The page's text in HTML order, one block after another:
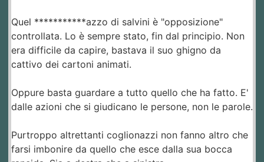
Quel ***********azzo di salvini è "opposizione"
controllata. Lo è sempre stato, fin dal principio. Non
era difficile da capire, bastava il suo ghigno da
cattivo dei cartoni animati.
Oppure basta guardare a tutto quello che ha fatto. E'
dalle azioni che si giudicano le persone, non le parole.
Purtroppo altrettanti coglionazzi non fanno altro che
farsi imbonire da quello che esce dalla sua bocca